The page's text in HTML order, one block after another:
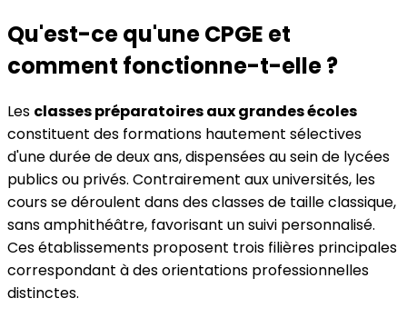
Qu'est-ce qu'une CPGE et
comment fonctionne-t-elle ?
Les classes préparatoires aux grandes écoles
constituent des formations hautement sélectives
d'une durée de deux ans, dispensées au sein de lycées
publics ou privés. Contrairement aux universités, les
cours se déroulent dans des classes de taille classique,
sans amphithéâtre, favorisant un suivi personnalisé.
Ces établissements proposent trois filières principales
correspondant à des orientations professionnelles
distinctes.